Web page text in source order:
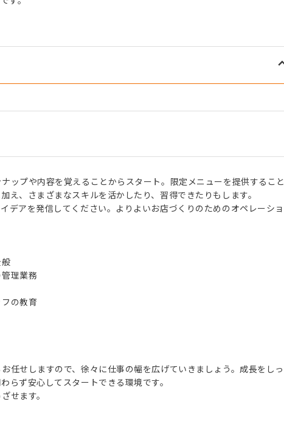
ップや内容を覚えることからスタート。限定メニューを提供すること
え、さまざまなスキルを活かしたり、習得できたりもします。
デアを発信してください。よりよいお店づくりのためのオペレーショ
般
理業務
の教育
任せしますので、徐々に仕事の幅を広げていきましょう。成長をしっ
らず安心してスタートできる環境です。
せます。